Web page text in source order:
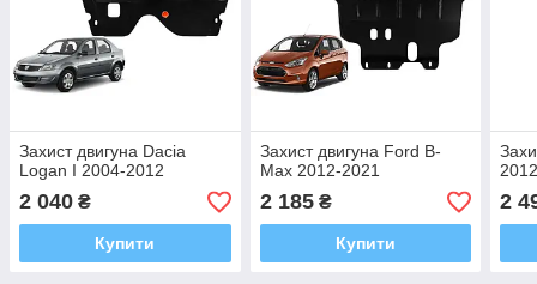
Захист двигуна Dacia
Logan I 2004-2012
2 040 ₴
Купити
Захист двигуна Ford B-
Max 2012-2021
2 185₴
Купити
2